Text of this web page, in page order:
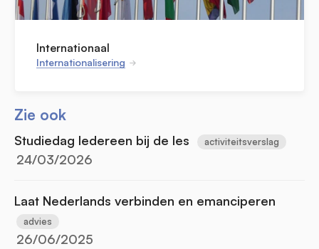
Internationaal
Internationalisering
Zie ook
Studiedag Iedereen bij de les activiteitsverslag
24/03/2026
Laat Nederlands verbinden en emanciperen
advies
26/06/2025